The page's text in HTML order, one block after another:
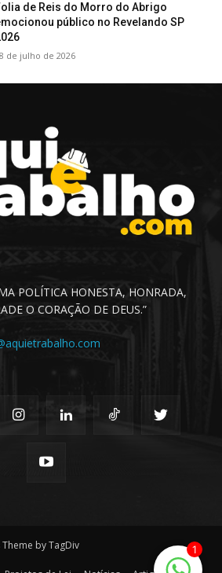
de Reis do Morro do Abrigo
público no Revelando SP
de julho de 2026
POLÍTICA HONESTA, HONRADA,
O CORAÇÃO DE DEUS.”
by TagDiv 1